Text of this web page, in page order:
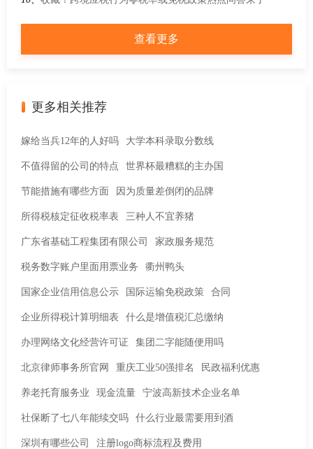
查看更多
更多相关推荐
嫁给当兵12年的人好吗 大学本科录取分数线
不值得留的公司的特点 世界杯最糟糕的主办国
节能措施有哪些方面 因为质量差倒闭的品牌
所得税核定征收税率表 三种人不宜养猪
广东省基础工程集团有限公司 家政服务规范
税务数字账户里面用票业务 衢州鸭头
国家企业信用信息公示 国际运输免税政策 合同
企业所得税计算明细表 什么是增值税汇总缴纳
办理网络文化经营许可证 集团二字能随便用吗
北京律师事务所官网 重庆工业50强排名 民政福利优惠
养老托育服务业 现金流量 宁波高新技术企业名单
社保断了七八年能续交吗 什么行业最需要用到酒
深圳有哪些公司 注册logo商标流程及费用